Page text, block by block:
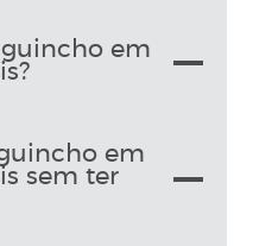
guincho em
em
sem ter